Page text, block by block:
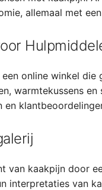
allemaal met
online winkel
warmtekussens
en
van kaakpijn door
interpretaties van